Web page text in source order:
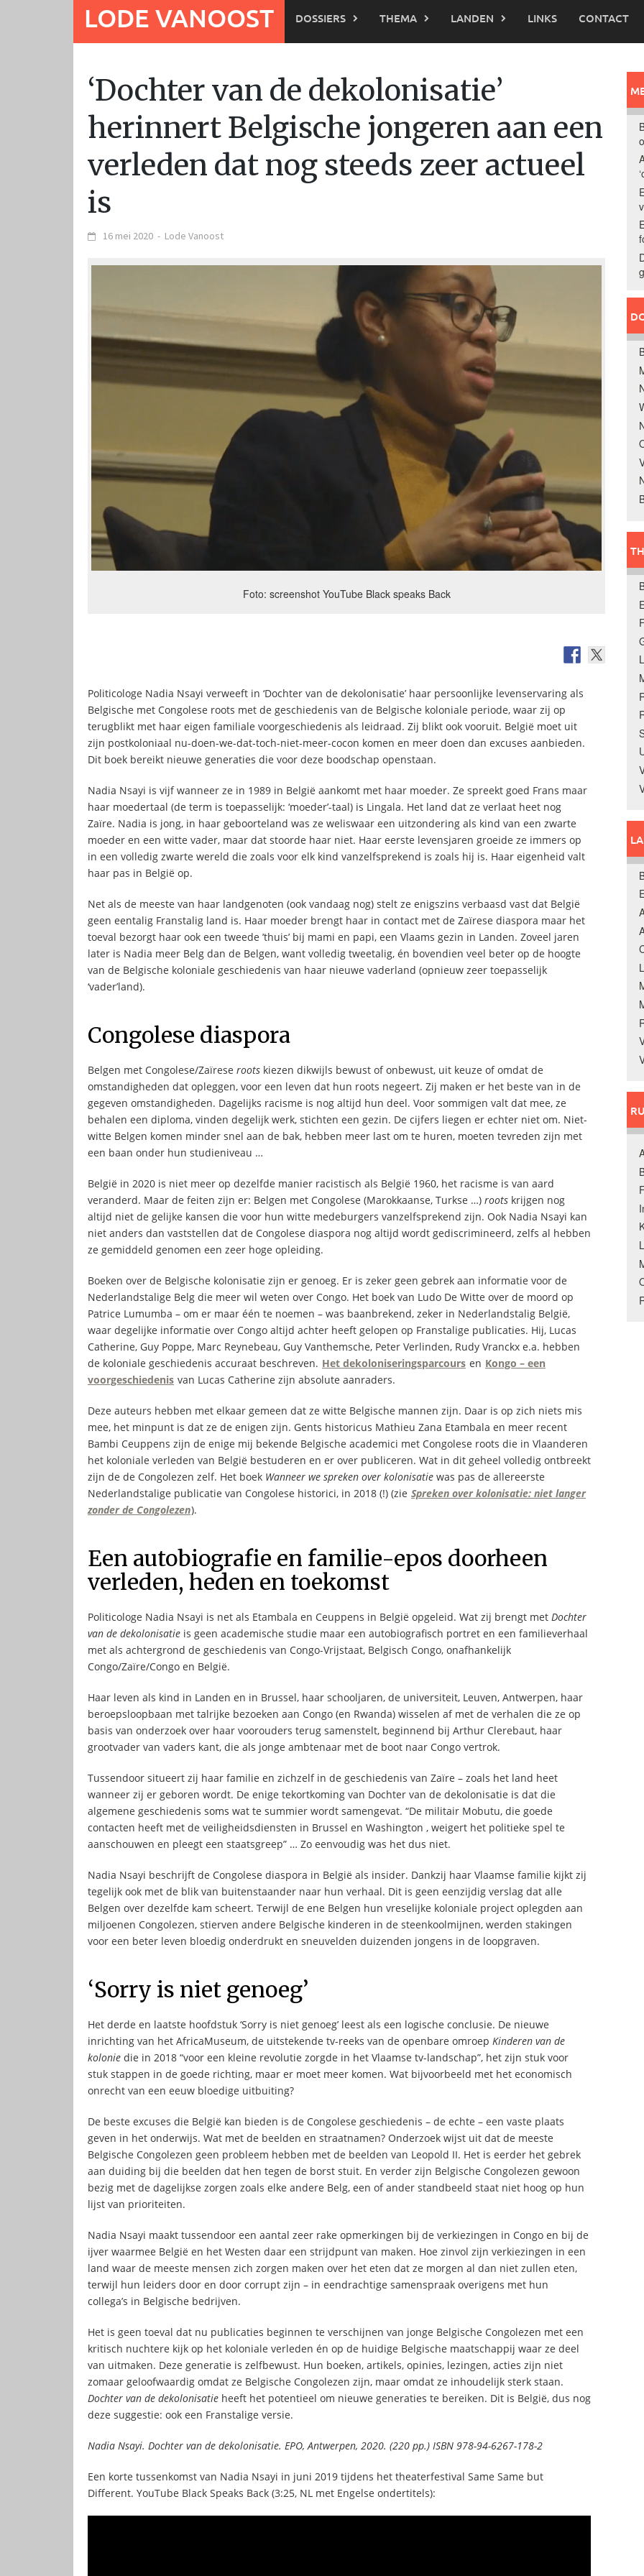
LODE VANOOST DOSSIERS THEMA LANDEN LINKS CONTACT
‘Dochter van de dekolonisatie’
herinnert Belgische jongeren aan een
verleden dat nog steeds zeer actueel
is
16 mei 2020 - Lode Vanoost
Foto: screenshot YouTube Black speaks Back
Politicologe Nadia Nsayi verweeft in ‘Dochter van de dekolonisatie’ haar persoonlijke levenservaring als
Belgische met Congolese roots met de geschiedenis van de Belgische koloniale periode, waar zij op
terugblikt met haar eigen familiale voorgeschiedenis als leidraad. Zij blikt ook vooruit. België moet uit
zijn postkoloniaal nu-doen-we-dat-toch-niet-meer-cocon komen en meer doen dan excuses aanbieden.
Dit boek bereikt nieuwe generaties die voor deze boodschap openstaan.
Nadia Nsayi is vijf wanneer ze in 1989 in België aankomt met haar moeder. Ze spreekt goed Frans maar
haar moedertaal (de term is toepasselijk: ‘moeder’-taal) is Lingala. Het land dat ze verlaat heet nog
Zaïre. Nadia is jong, in haar geboorteland was ze weliswaar een uitzondering als kind van een zwarte
moeder en een witte vader, maar dat stoorde haar niet. Haar eerste levensjaren groeide ze immers op
in een volledig zwarte wereld die zoals voor elk kind vanzelfsprekend is zoals hij is. Haar eigenheid valt
haar pas in België op.
Net als de meeste van haar landgenoten (ook vandaag nog) stelt ze enigszins verbaasd vast dat België
geen eentalig Franstalig land is. Haar moeder brengt haar in contact met de Zaïrese diaspora maar het
toeval bezorgt haar ook een tweede ’thuis’ bij mami en papi, een Vlaams gezin in Landen. Zoveel jaren
later is Nadia meer Belg dan de Belgen, want volledig tweetalig, én bovendien veel beter op de hoogte
van de Belgische koloniale geschiedenis van haar nieuwe vaderland (opnieuw zeer toepasselijk
‘vader’land).
Congolese diaspora
Belgen met Congolese/Zaïrese roots kiezen dikwijls bewust of onbewust, uit keuze of omdat de
omstandigheden dat opleggen, voor een leven dat hun roots negeert. Zij maken er het beste van in de
gegeven omstandigheden. Dagelijks racisme is nog altijd hun deel. Voor sommigen valt dat mee, ze
behalen een diploma, vinden degelijk werk, stichten een gezin. De cijfers liegen er echter niet om. Niet-
witte Belgen komen minder snel aan de bak, hebben meer last om te huren, moeten tevreden zijn met
een baan onder hun studieniveau …
België in 2020 is niet meer op dezelfde manier racistisch als België 1960, het racisme is van aard
veranderd. Maar de feiten zijn er: Belgen met Congolese (Marokkaanse, Turkse …) roots krijgen nog
altijd niet de gelijke kansen die voor hun witte medeburgers vanzelfsprekend zijn. Ook Nadia Nsayi kan
niet anders dan vaststellen dat de Congolese diaspora nog altijd wordt gediscrimineerd, zelfs al hebben
ze gemiddeld genomen een zeer hoge opleiding.
Boeken over de Belgische kolonisatie zijn er genoeg. Er is zeker geen gebrek aan informatie voor de
Nederlandstalige Belg die meer wil weten over Congo. Het boek van Ludo De Witte over de moord op
Patrice Lumumba – om er maar één te noemen – was baanbrekend, zeker in Nederlandstalig België,
waar degelijke informatie over Congo altijd achter heeft gelopen op Franstalige publicaties. Hij, Lucas
Catherine, Guy Poppe, Marc Reynebeau, Guy Vanthemsche, Peter Verlinden, Rudy Vranckx e.a. hebben
de koloniale geschiedenis accuraat beschreven. Het dekoloniseringsparcours en Kongo – een
voorgeschiedenis van Lucas Catherine zijn absolute aanraders.
Deze auteurs hebben met elkaar gemeen dat ze witte Belgische mannen zijn. Daar is op zich niets mis
mee, het minpunt is dat ze de enigen zijn. Gents historicus Mathieu Zana Etambala en meer recent
Bambi Ceuppens zijn de enige mij bekende Belgische academici met Congolese roots die in Vlaanderen
het koloniale verleden van België bestuderen en er over publiceren. Wat in dit geheel volledig ontbreekt
zijn de de Congolezen zelf. Het boek Wanneer we spreken over kolonisatie was pas de allereerste
Nederlandstalige publicatie van Congolese historici, in 2018 (!) (zie Spreken over kolonisatie: niet langer
zonder de Congolezen).
Een autobiografie en familie-epos doorheen
verleden, heden en toekomst
Politicologe Nadia Nsayi is net als Etambala en Ceuppens in België opgeleid. Wat zij brengt met Dochter
van de dekolonisatie is geen academische studie maar een autobiografisch portret en een familieverhaal
met als achtergrond de geschiedenis van Congo-Vrijstaat, Belgisch Congo, onafhankelijk
Congo/Zaïre/Congo en België.
Haar leven als kind in Landen en in Brussel, haar schooljaren, de universiteit, Leuven, Antwerpen, haar
beroepsloopbaan met talrijke bezoeken aan Congo (en Rwanda) wisselen af met de verhalen die ze op
basis van onderzoek over haar voorouders terug samenstelt, beginnend bij Arthur Clerebaut, haar
grootvader van vaders kant, die als jonge ambtenaar met de boot naar Congo vertrok.
Tussendoor situeert zij haar familie en zichzelf in de geschiedenis van Zaïre – zoals het land heet
wanneer zij er geboren wordt. De enige tekortkoming van Dochter van de dekolonisatie is dat die
algemene geschiedenis soms wat te summier wordt samengevat. “De militair Mobutu, die goede
contacten heeft met de veiligheidsdiensten in Brussel en Washington , weigert het politieke spel te
aanschouwen en pleegt een staatsgreep” … Zo eenvoudig was het dus niet.
Nadia Nsayi beschrijft de Congolese diaspora in België als insider. Dankzij haar Vlaamse familie kijkt zij
tegelijk ook met de blik van buitenstaander naar hun verhaal. Dit is geen eenzijdig verslag dat alle
Belgen over dezelfde kam scheert. Terwijl de ene Belgen hun vreselijke koloniale project oplegden aan
miljoenen Congolezen, stierven andere Belgische kinderen in de steenkoolmijnen, werden stakingen
voor een beter leven bloedig onderdrukt en sneuvelden duizenden jongens in de loopgraven.
‘Sorry is niet genoeg’
Het derde en laatste hoofdstuk ‘Sorry is niet genoeg’ leest als een logische conclusie. De nieuwe
inrichting van het AfricaMuseum, de uitstekende tv-reeks van de openbare omroep Kinderen van de
kolonie die in 2018 “voor een kleine revolutie zorgde in het Vlaamse tv-landschap”, het zijn stuk voor
stuk stappen in de goede richting, maar er moet meer komen. Wat bijvoorbeeld met het economisch
onrecht van een eeuw bloedige uitbuiting?
De beste excuses die België kan bieden is de Congolese geschiedenis – de echte – een vaste plaats
geven in het onderwijs. Wat met de beelden en straatnamen? Onderzoek wijst uit dat de meeste
Belgische Congolezen geen probleem hebben met de beelden van Leopold II. Het is eerder het gebrek
aan duiding bij die beelden dat hen tegen de borst stuit. En verder zijn Belgische Congolezen gewoon
bezig met de dagelijkse zorgen zoals elke andere Belg, een of ander standbeeld staat niet hoog op hun
lijst van prioriteiten.
Nadia Nsayi maakt tussendoor een aantal zeer rake opmerkingen bij de verkiezingen in Congo en bij de
ijver waarmee België en het Westen daar een strijdpunt van maken. Hoe zinvol zijn verkiezingen in een
land waar de meeste mensen zich zorgen maken over het eten dat ze morgen al dan niet zullen eten,
terwijl hun leiders door en door corrupt zijn – in eendrachtige samenspraak overigens met hun
collega’s in Belgische bedrijven.
Het is geen toeval dat nu publicaties beginnen te verschijnen van jonge Belgische Congolezen met een
kritisch nuchtere kijk op het koloniale verleden én op de huidige Belgische maatschappij waar ze deel
van uitmaken. Deze generatie is zelfbewust. Hun boeken, artikels, opinies, lezingen, acties zijn niet
zomaar geloofwaardig omdat ze Belgische Congolezen zijn, maar omdat ze inhoudelijk sterk staan.
Dochter van de dekolonisatie heeft het potentieel om nieuwe generaties te bereiken. Dit is België, dus nog
deze suggestie: ook een Franstalige versie.
Nadia Nsayi. Dochter van de dekolonisatie. EPO, Antwerpen, 2020. (220 pp.) ISBN 978-94-6267-178-2
Een korte tussenkomst van Nadia Nsayi in juni 2019 tijdens het theaterfestival Same Same but
Different. YouTube Black Speaks Back (3:25, NL met Engelse ondertitels):